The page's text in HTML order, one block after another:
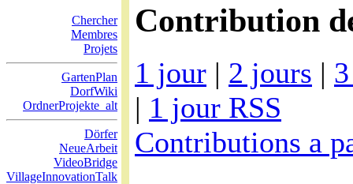
Chercher
Membres
Projets
GartenPlan
DorfWiki
OrdnerProjekte_alt
Dörfer
NeueArbeit
VideoBridge
VillageInnovationTalk
Contribution
1 jour | 2 jours |
| 1 jour RSS
Contributions a